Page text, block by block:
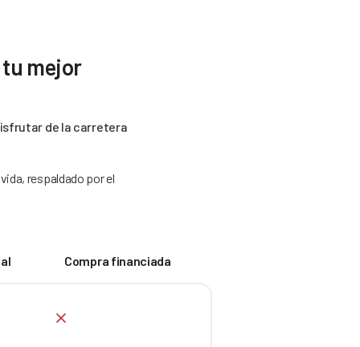
tu mejor
de la carretera
respaldado por el
Compra financiada